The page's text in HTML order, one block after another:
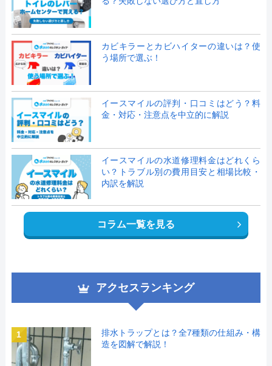
カビキラーとカビハイターの違いは？使
う場所で選ぶ！
イースマイルの評判・口コミはどう？料
金・対応・注意点を中立的に解説
イースマイルの水道修理料金はどれくら
い？トラブル別の費用目安と相場比較・
内訳を解説
コラム一覧を見る
アクセスランキング
1
排水トラップとは？全7種類の仕組み・構
造を図解で解説！